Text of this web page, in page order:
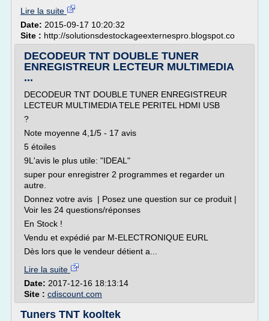
Lire la suite
Date: 2015-09-17 10:20:32
Site : http://solutionsdestockageexternespro.blogspot.co
DECODEUR TNT DOUBLE TUNER
ENREGISTREUR LECTEUR MULTIMEDIA
...
DECODEUR TNT DOUBLE TUNER ENREGISTREUR
LECTEUR MULTIMEDIA TELE PERITEL HDMI USB
?
Note moyenne 4,1/5 - 17 avis
5 étoiles
9L'avis le plus utile: "IDEAL"
super pour enregistrer 2 programmes et regarder un
autre.
Donnez votre avis | Posez une question sur ce produit |
Voir les 24 questions/réponses
En Stock !
Vendu et expédié par M-ELECTRONIQUE EURL
Dès lors que le vendeur détient a...
Lire la suite
Date: 2017-12-16 18:13:14
Site : cdiscount.com
Tuners TNT kooltek